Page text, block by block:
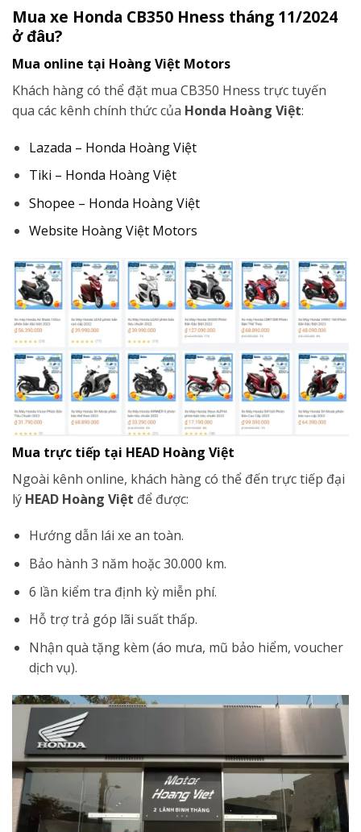
Mua xe Honda CB350 Hness tháng 11/2024
ở đâu?
Mua online tại Hoàng Việt Motors
Khách hàng có thể đặt mua CB350 Hness trực tuyến
qua các kênh chính thức của Honda Hoàng Việt:
Lazada – Honda Hoàng Việt
Tiki – Honda Hoàng Việt
Shopee – Honda Hoàng Việt
Website Hoàng Việt Motors
Mua trực tiếp tại HEAD Hoàng Việt
Ngoài kênh online, khách hàng có thể đến trực tiếp đại
lý HEAD Hoàng Việt để được:
Hướng dẫn lái xe an toàn.
Bảo hành 3 năm hoặc 30.000 km.
6 lần kiểm tra định kỳ miễn phí.
Hỗ trợ trả góp lãi suất thấp.
Nhận quà tặng kèm (áo mưa, mũ bảo hiểm, voucher
dịch vụ).